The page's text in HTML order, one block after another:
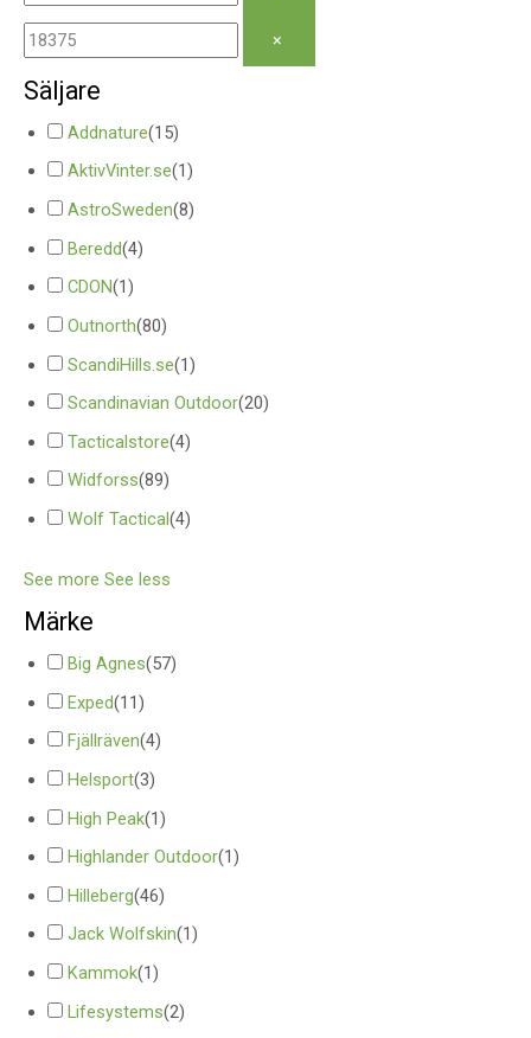
×
Säljare
Addnature(15)
AktivVinter.se(1)
AstroSweden(8)
Beredd(4)
CDON(1)
Outnorth(80)
ScandiHills.se(1)
Scandinavian Outdoor(20)
Tacticalstore(4)
Widforss(89)
Wolf Tactical(4)
See more See less
Märke
Big Agnes(57)
Exped(11)
Fjällräven(4)
Helsport(3)
High Peak(1)
Highlander Outdoor(1)
Hilleberg(46)
Jack Wolfskin(1)
Kammok(1)
Lifesystems(2)